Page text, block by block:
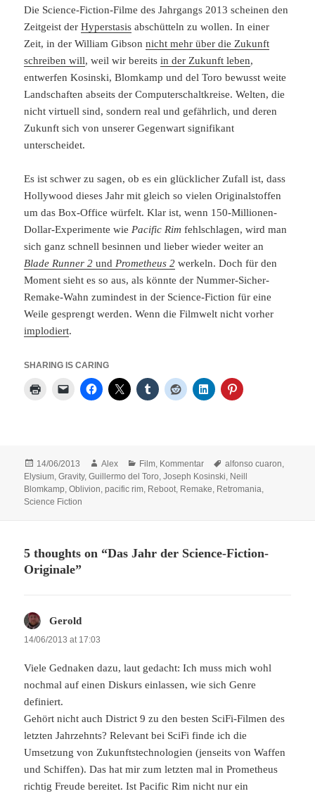
Die Science-Fiction-Filme des Jahrgangs 2013 scheinen den
Zeitgeist derHyperstasis abschütteln zu wollen. In einer
Zeit, in der William Gibsonnicht mehr über die Zukunft
schreiben will, weil wir bereitsin der Zukunft leben,
entwerfen Kosinski, Blomkamp und del Toro bewusst weite
Landschaften abseits der Computerschaltkreise. Welten, die
nicht virtuell sind, sondern real und gefährlich, und deren
Zukunft sich von unserer Gegenwart signifikant
unterscheidet.
Es ist schwer zu sagen, ob es ein glücklicher Zufall ist, dass
Hollywood dieses Jahr mit gleich so vielen Originalstoffen
um das Box-Office würfelt. Klar ist, wenn 150-Millionen-
Dollar-Experimente wiePacific Rim fehlschlagen, wird man
sich ganz schnell besinnen und lieber wieder weiter an
Blade Runner 2 undPrometheus 2 werkeln. Doch für den
Moment sieht es so aus, als könnte der Nummer-Sicher-
Remake-Wahn zumindest in der Science-Fiction für eine
Weile gesprengt werden. Wenn die Filmwelt nicht vorher
implodiert.
SHARING IS CARING
Posted
on
14/06/2013 Author
Alex Categories
Film, Kommentar Tags
alfonso cuaron,
Elysium,Gravity,Guillermo del Toro,Joseph Kosinski, Neill
Blomkamp,Oblivion,pacific rim, Reboot, Remake, Retromania,
Science Fiction
5 thoughts on “Das Jahr der Science-Fiction-
Originale”
Gerold
14/06/2013 at 17:03
Viele Gednaken dazu, laut gedacht: Ich muss mich wohl
nochmal auf einen Diskurs einlassen, wie sich Genre
definiert.
Gehört nicht auch District 9 zu den besten SciFi-Filmen des
letzten Jahrzehnts? Relevant bei SciFi finde ich die
Umsetzung von Zukunftstechnologien (jenseits von Waffen
und Schiffen). Das hat mir zum letzten mal in Prometheus
richtig Freude bereitet. Ist Pacific Rim nicht nur ein